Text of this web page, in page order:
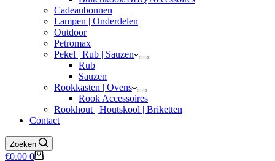
Cadeaubonnen
Lampen | Onderdelen
Outdoor
Petromax
Pekel | Rub | Sauzen
Rub
Sauzen
Rookkasten | Ovens
Rook Accessoires
Rookhout | Houtskool | Briketten
Contact
Zoeken
Winkelwagen
€0.00 0